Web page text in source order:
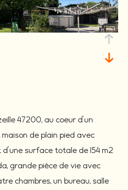
47200, au coeur d'un
de plain pied avec
surface totale de 154 m2
grande pièce de vie avec
chambres, un bureau, salle